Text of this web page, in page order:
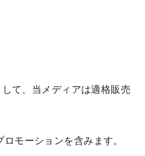
て、当メディアは適格販売
モーションを含みます。